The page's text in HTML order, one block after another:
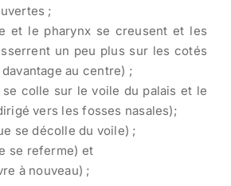
;
et le pharynx se creusent et les
un peu plus sur les cotés
au centre) ;
se colle sur le voile du palais et le
vers les fosses nasales);
se décolle du voile) ;
se referme) et
à nouveau) ;